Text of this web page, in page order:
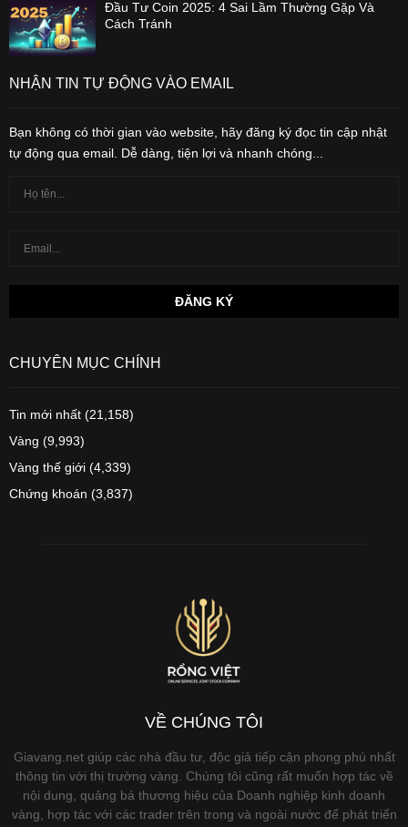
Đầu Tư Coin 2025: 4 Sai Lầm Thường Gặp Và
Cách Tránh
NHẬN TIN TỰ ĐỘNG VÀO EMAIL
Bạn không có thời gian vào website, hãy đăng ký đọc tin cập nhật
tự động qua email. Dễ dàng, tiện lợi và nhanh chóng...
CHUYÊN MỤC CHÍNH
Tin mới nhất (21,158)
Vàng (9,993)
Vàng thế giới (4,339)
Chứng khoán (3,837)
VỀ CHÚNG TÔI
Giavang.net giúp các nhà đầu tư, độc giả tiếp cận phong phú nhất
thông tin với thị trường vàng. Chúng tôi cũng rất muốn hợp tác về
nội dung, quảng bá thương hiệu của Doanh nghiệp kinh doanh
vàng, hợp tác với các trader trên trong và ngoài nước để phát triển